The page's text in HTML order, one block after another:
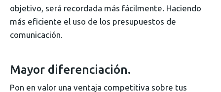
objetivo, será recordada más fácilmente. Haciendo
más eficiente el uso de los presupuestos de
comunicación.
Mayor diferenciación.
Pon en valor una ventaja competitiva sobre tus